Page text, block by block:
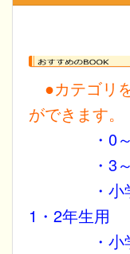
●カテゴリ
ができます。
・0
・3
・
1・2年生用
・